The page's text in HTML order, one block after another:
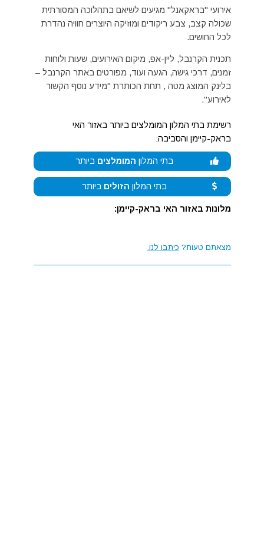
אירועי "בראקאנל" מגיעים לשיאם בתהלוכה המסורתית
שכולה קצב, צבע ריקודים ומוזיקה היוצרים חוויה נהדרת
לכל החושים.
תכנית הקרנבל, ליין-אפ, מיקום האירועים, שעות ולוחות
זמנים, דרכי גישה, הגעה ועוד, מפורטים באתר הקרנבל –
בלינק המוצג מטה , תחת הכותרת "מידע נוסף הקשור
לאירוע".
רשימת בתי המלון המומלצים ביותר באזור האי
בראק-קיימן והסביבה:
בתי המלון המומלצים ביותר
בתי המלון הזולים ביותר
מלונות באזור האי בראק-קיימן:
מצאתם טעות? כיתבו לנו.